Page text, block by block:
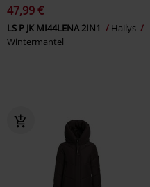
47,99 €
LS P JK MI44LENA 2IN1
Hailys
Wintermantel